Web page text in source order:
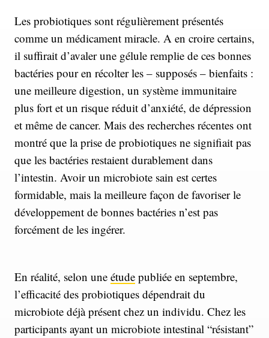
Les probiotiques sont régulièrement présentés
comme un médicament miracle. A en croire certains,
il suffirait d’avaler une gélule remplie de ces bonnes
bactéries pour en récolter les – supposés – bienfaits :
une meilleure digestion, un système immunitaire
plus fort et un risque réduit d’anxiété, de dépression
et même de cancer. Mais des recherches récentes ont
montré que la prise de probiotiques ne signifiait pas
que les bactéries restaient durablement dans
l’intestin. Avoir un microbiote sain est certes
formidable, mais la meilleure façon de favoriser le
développement de bonnes bactéries n’est pas
forcément de les ingérer.
En réalité, selon une étude publiée en septembre,
l’efficacité des probiotiques dépendrait du
microbiote déjà présent chez un individu. Chez les
participants ayant un microbiote intestinal “résistant”